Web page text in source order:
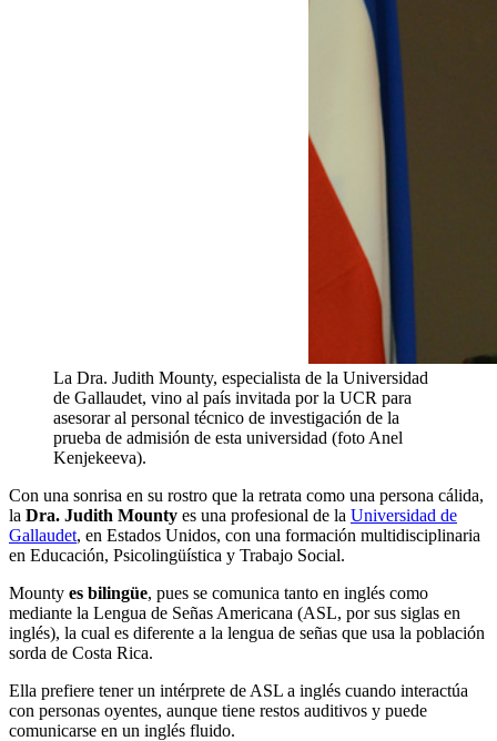
La Dra. Judith Mounty, especialista de la Universidad
de Gallaudet, vino al país invitada por la UCR para
asesorar al personal técnico de investigación de la
prueba de admisión de esta universidad (foto Anel
Kenjekeeva).
Con una sonrisa en su rostro que la retrata como una persona cálida,
la Dra. Judith Mounty es una profesional de la Universidad de
Gallaudet, en Estados Unidos, con una formación multidisciplinaria
en Educación, Psicolingüística y Trabajo Social.
Mounty es bilingüe, pues se comunica tanto en inglés como
mediante la Lengua de Señas Americana (ASL, por sus siglas en
inglés), la cual es diferente a la lengua de señas que usa la población
sorda de Costa Rica.
Ella prefiere tener un intérprete de ASL a inglés cuando interactúa
con personas oyentes, aunque tiene restos auditivos y puede
comunicarse en un inglés fluido.